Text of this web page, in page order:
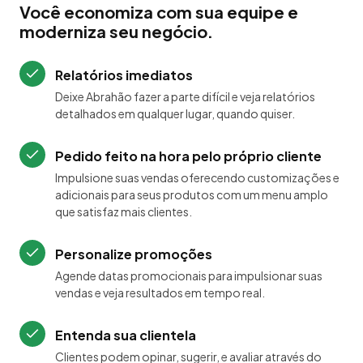
Você economiza com sua equipe e
moderniza seu negócio.
Relatórios imediatos
Deixe Abrahão fazer a parte difícil e veja relatórios
detalhados em qualquer lugar, quando quiser.
Pedido feito na hora pelo próprio cliente
Impulsione suas vendas oferecendo customizações e
adicionais para seus produtos com um menu amplo
que satisfaz mais clientes.
Personalize promoções
Agende datas promocionais para impulsionar suas
vendas e veja resultados em tempo real.
Entenda sua clientela
Clientes podem opinar, sugerir, e avaliar através do